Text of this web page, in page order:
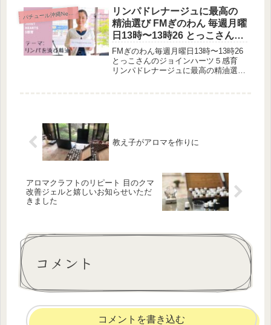
事もできるようになります。アロマオ
イルは、1種類のも...
パ
チュール沖縄News
リンパドレナージュに最高の
精油選び FMぎのわん 毎週月曜
日13時〜13時26 とっこさんの
ジョインハーツ５感育
FMぎのわん毎週月曜日13時〜13時26
とっこさんのジョインハーツ５感育
リンパドレナージュに最高の精油選
教え子がアロマを作りに
アロマクラフトのリピート 目のクマ
改善ジェルと嬉しいお知らせいただ
きました
コメント
コメントを書き込む